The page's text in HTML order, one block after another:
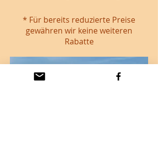
* Für bereits reduzierte Preise
gewähren wir keine weiteren
Rabatte